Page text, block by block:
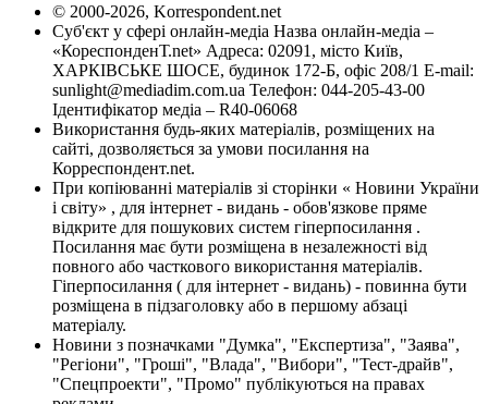
© 2000-2026, Korrespondent.net
Суб'єкт у сфері онлайн-медіа Назва онлайн-медіа –
«КореспонденТ.net» Адреса: 02091, місто Київ,
ХАРКІВСЬКЕ ШОСЕ, будинок 172-Б, офіс 208/1 E-mail:
sunlight@mediadim.com.ua Телефон: 044-205-43-00
Ідентифікатор медіа – R40-06068
Використання будь-яких матеріалів, розміщених на
сайті, дозволяється за умови посилання на
Корреспондент.net.
При копіюванні матеріалів зі сторінки « Новини України
і світу» , для інтернет - видань - обов'язкове пряме
відкрите для пошукових систем гіперпосилання .
Посилання має бути розміщена в незалежності від
повного або часткового використання матеріалів.
Гіперпосилання ( для інтернет - видань) - повинна бути
розміщена в підзаголовку або в першому абзаці
матеріалу.
Новини з позначками "Думка", "Експертиза", "Заява",
"Регіони", "Гроші", "Влада", "Вибори", "Тест-драйв",
"Спецпроекти", "Промо" публікуються на правах